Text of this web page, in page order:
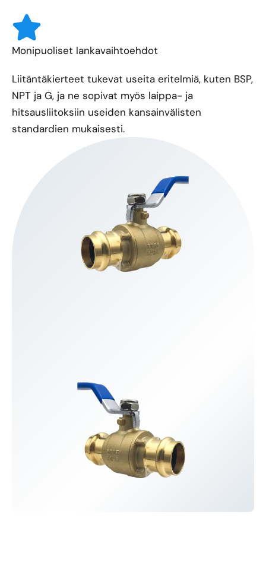
Monipuoliset lankavaihtoehdot
Liitäntäkierteet tukevat useita eritelmiä, kuten BSP,
NPT ja G, ja ne sopivat myös laippa- ja
hitsausliitoksiin useiden kansainvälisten
standardien mukaisesti.